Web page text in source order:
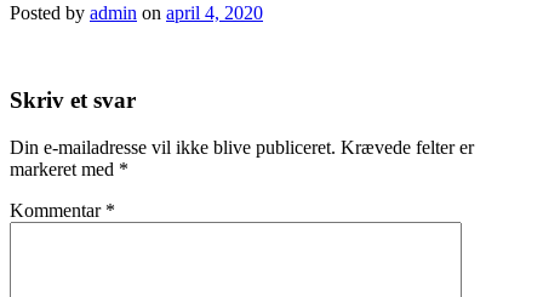
Posted by admin on april 4, 2020
Skriv et svar
Din e-mailadresse vil ikke blive publiceret. Krævede felter er
markeret med *
Kommentar *